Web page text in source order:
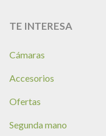
TE INTERESA
Cámaras
Accesorios
Ofertas
Segunda mano